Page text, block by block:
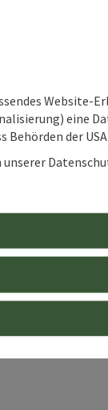
Website-
eine
Behörden der